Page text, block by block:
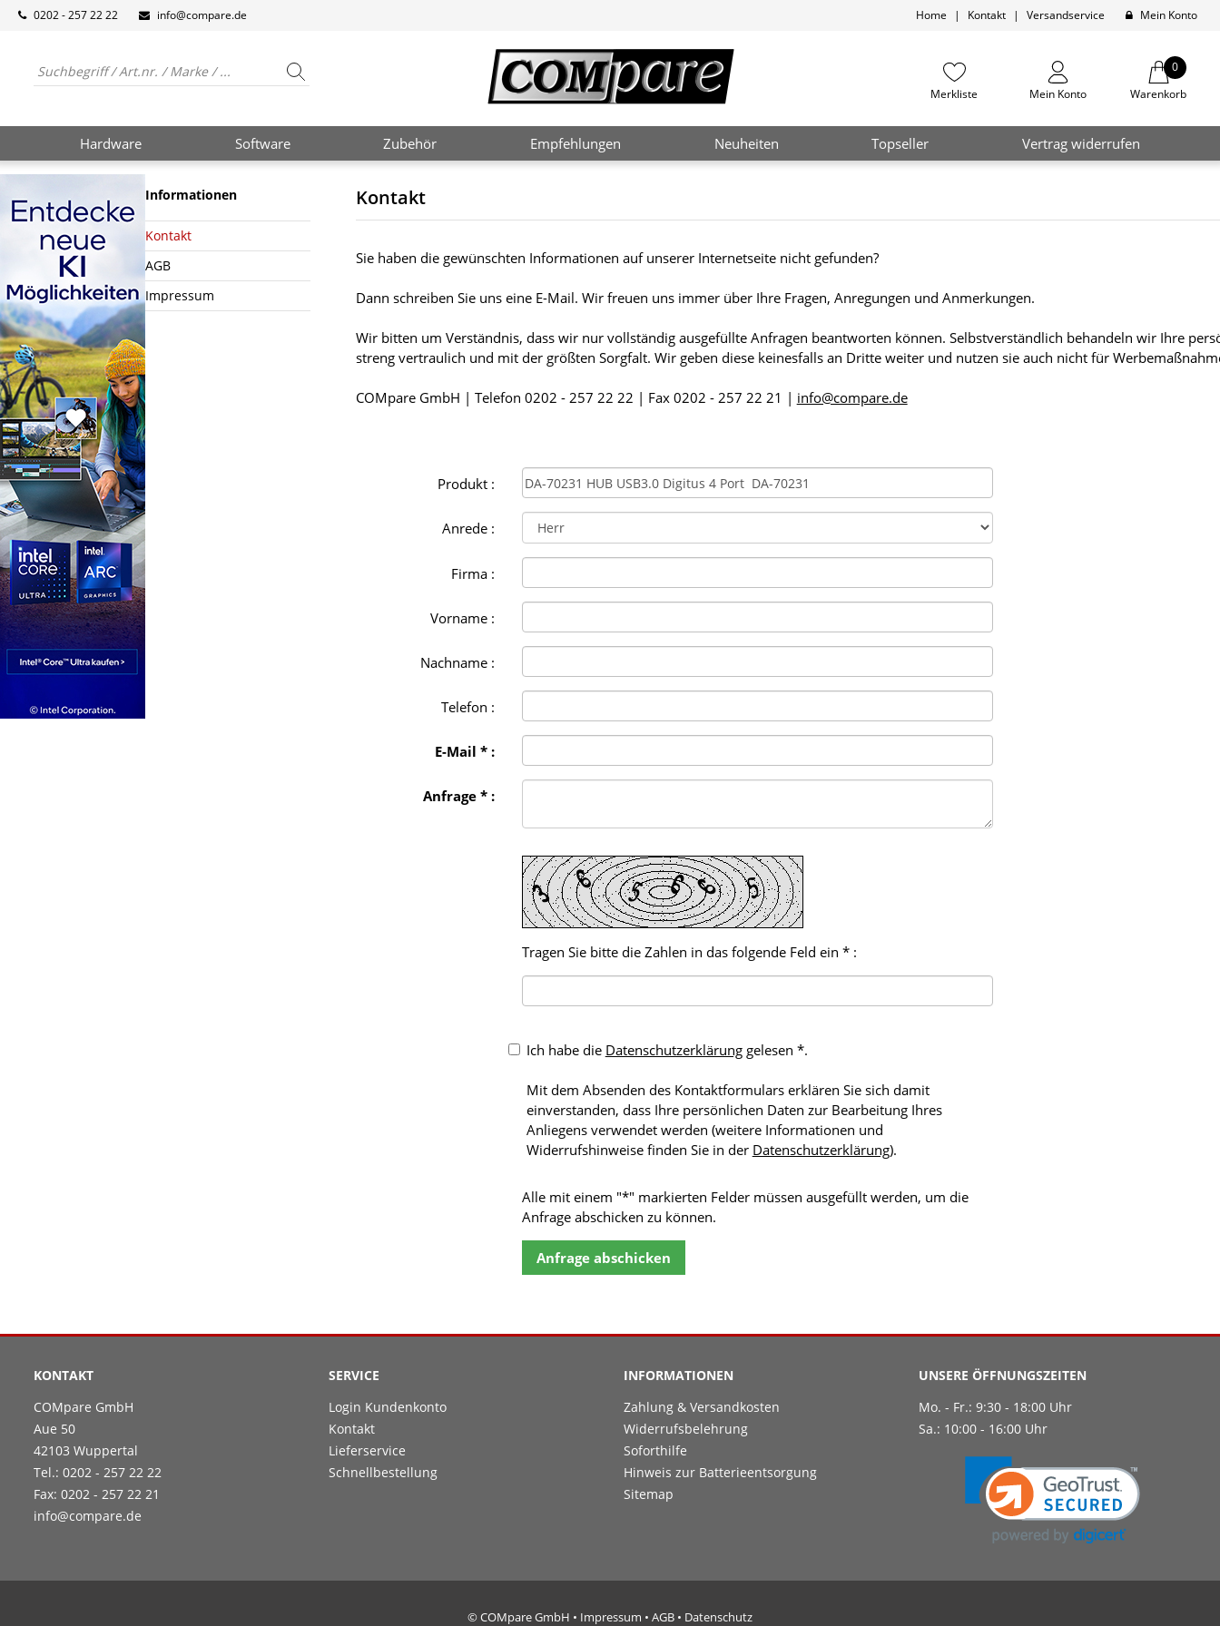
0202 - 257 22 22 info@compare.de Home | Kontakt | Versandservice Mein Konto
Merkliste Mein Konto
0
Warenkorb
Hardware Software Zubehör Empfehlungen Neuheiten Topseller Vertrag widerrufen
Informationen
Kontakt
AGB
Impressum
Kontakt
Sie haben die gewünschten Informationen auf unserer Internetseite nicht gefunden?
Dann schreiben Sie uns eine E-Mail. Wir freuen uns immer über Ihre Fragen, Anregungen und Anmerkungen.
Wir bitten um Verständnis, dass wir nur vollständig ausgefüllte Anfragen beantworten können. Selbstverständlich behandeln wir Ihre
streng vertraulich und mit der größten Sorgfalt. Wir geben diese keinesfalls an Dritte weiter und nutzen sie auch nicht für
COMpare GmbH | Telefon 0202 - 257 22 22 | Fax 0202 - 257 22 21 | info@compare.de
Produkt :
Anrede :
Firma :
Vorname :
Nachname :
Telefon :
E-Mail * :
Anfrage * :
Tragen Sie bitte die Zahlen in das folgende Feld ein * :
Ich habe die Datenschutzerklärunggelesen *.
Mit dem Absenden des Kontaktformulars erklären Sie sich damit
einverstanden, dass Ihre persönlichen Daten zur Bearbeitung Ihres
Anliegens verwendet werden (weitere Informationen und
Widerrufshinweise finden Sie in der Datenschutzerklärung).
Alle mit einem "*" markierten Felder müssen ausgefüllt werden, um die
Anfrage abschicken zu können.
Anfrage abschicken
KONTAKT
COMpare GmbH
Aue 50
42103 Wuppertal
Tel.: 0202 - 257 22 22
Fax: 0202 - 257 22 21
info@compare.de
SERVICE
Login Kundenkonto
Kontakt
Lieferservice
Schnellbestellung
INFORMATIONEN
Zahlung & Versandkosten
Widerrufsbelehrung
Soforthilfe
Hinweis zur Batterieentsorgung
Sitemap
UNSERE ÖFFNUNGSZEITEN
Mo. - Fr.: 9:30 - 18:00 Uhr
Sa.: 10:00 - 16:00 Uhr
© COMpare GmbH • Impressum • AGB • Datenschutz